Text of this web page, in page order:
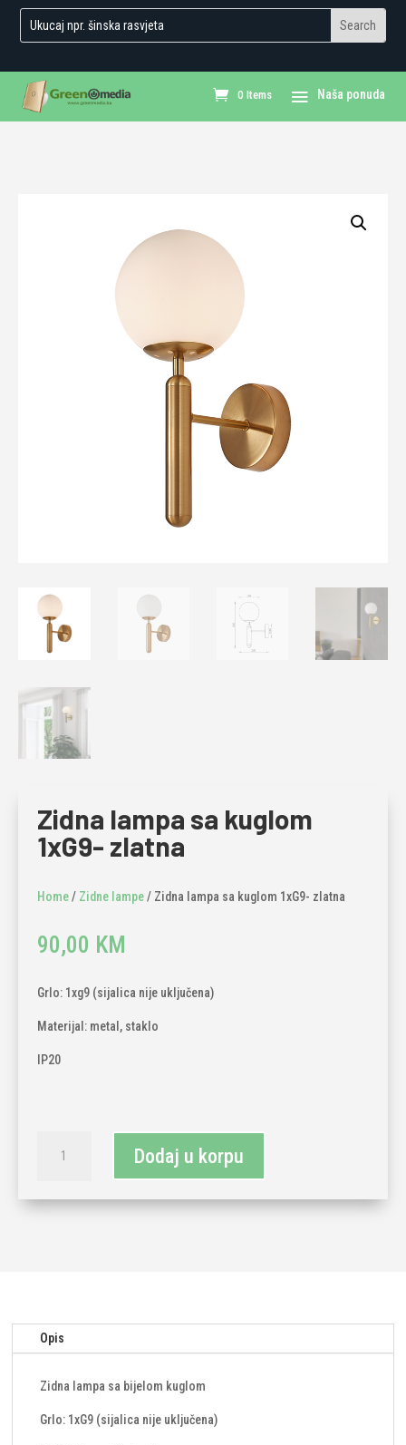
0 Items
Zidna lampa sa kuglom
1xG9- zlatna
Home/ Zidne lampe/ Zidna lampa sa kuglom 1xG9- zlatna
90,00 KM
Grlo: 1xg9 (sijalica nije uključena)
Materijal: metal, staklo
IP20
lampa
kuglom
Dodaj u korpu
Opis
Zidna lampa sa bijelom kuglom
Grlo: 1xG9 (sijalica nije uključena)